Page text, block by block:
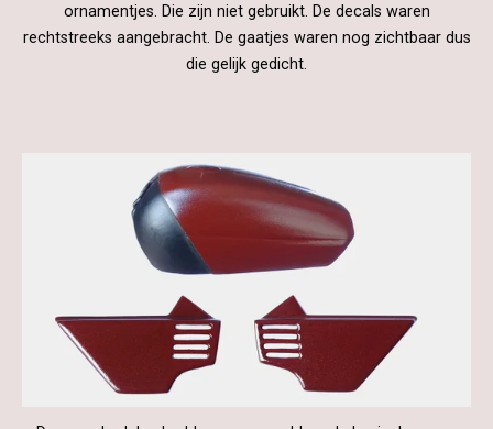
ornamentjes. Die zijn niet gebruikt. De decals waren
rechtstreeks aangebracht. De gaatjes waren nog zichtbaar dus
die gelijk gedicht.